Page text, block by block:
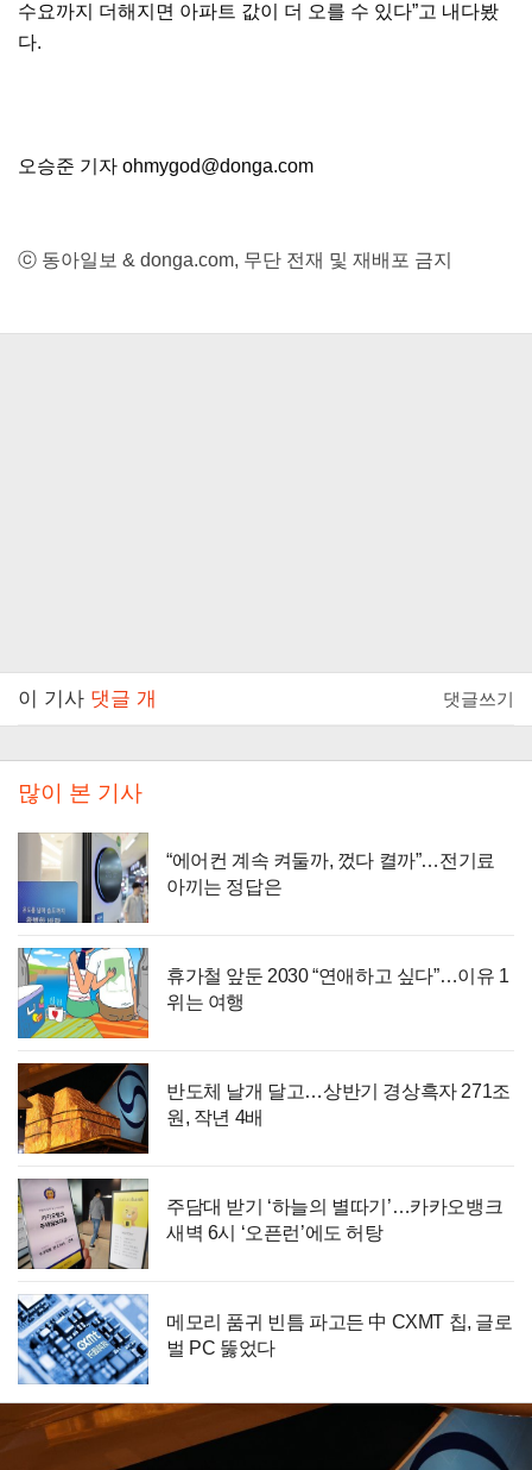
수요까지 더해지면 아파트 값이 더 오를 수 있다”고 내다봤
다.
오승준 기자 ohmygod@donga.com
ⓒ 동아일보 & donga.com, 무단 전재 및 재배포 금지
이 기사 댓글 개 댓글쓰기
많이 본 기사
“에어컨 계속 켜둘까, 껐다 켤까”…전기료
아끼는 정답은
휴가철 앞둔 2030 “연애하고 싶다”…이유 1
위는 여행
반도체 날개 달고…상반기 경상흑자 271조
원, 작년 4배
주담대 받기 ‘하늘의 별따기’…카카오뱅크
새벽 6시 ‘오픈런’에도 허탕
메모리 품귀 빈틈 파고든 中 CXMT 칩, 글로
벌 PC 뚫었다